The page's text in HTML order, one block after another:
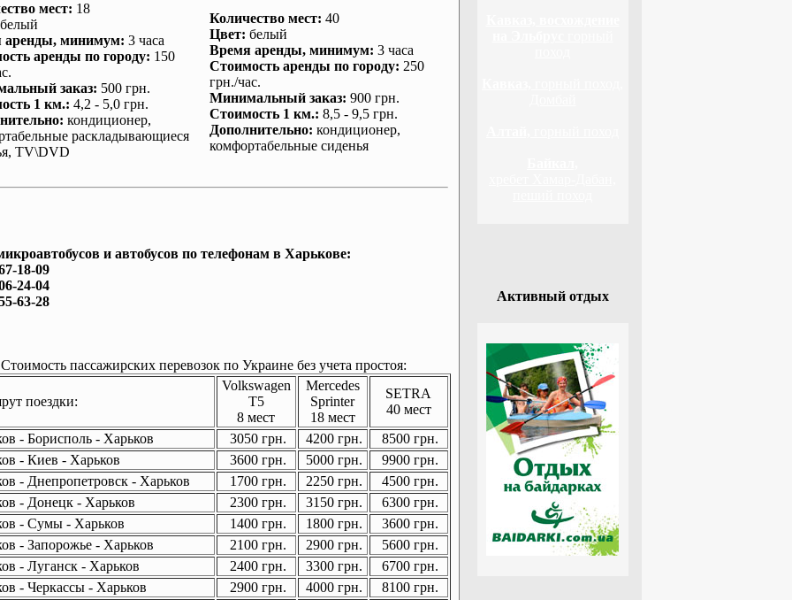
мест: 18
белый
аренды, минимум: 3 часа
аренды по городу: 150
заказ: 500 грн.
1 км.: 4,2 - 5,0 грн.
: кондиционер,
раскладывающиеся
TV\DVD
Количество мест: 40
Цвет: белый
Время аренды, минимум: 3 часа
Стоимость аренды по городу: 250
грн./час.
Минимальный заказ: 900 грн.
Стоимость 1 км.: 8,5 - 9,5 грн.
Дополнительно: кондиционер,
комфортабельные сиденья
и автобусов по телефонам в Харькове:
18-09
24-04
63-28
Стоимость пассажирских перевозок по Украине без учета простоя:
поездки:
Volkswagen
T5
8 мест
Mercedes
Sprinter
18 мест
SETRA
40 мест
- Борисполь - Харьков
3050 грн. 4200 грн.
8500 грн.
- Киев - Харьков
3600 грн. 5000 грн.
9900 грн.
- Днепропетровск - Харьков
1700 грн. 2250 грн.
4500 грн.
- Донецк - Харьков
2300 грн. 3150 грн.
6300 грн.
- Сумы - Харьков
1400 грн. 1800 грн.
3600 грн.
- Запорожье - Харьков
2100 грн. 2900 грн.
5600 грн.
- Луганск - Харьков
2400 грн. 3300 грн.
6700 грн.
- Черкассы - Харьков
2900 грн. 4000 грн.
8100 грн.
Активный отдых